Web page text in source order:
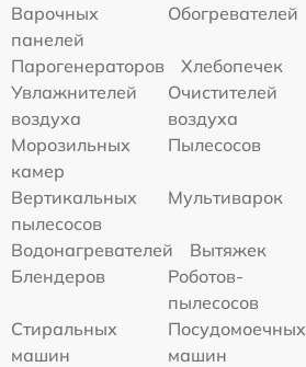
Варочных
панелей
Обогревателей
Парогенераторов
Хлебопечек
Увлажнителей
воздуха
Очистителей
воздуха
Морозильных
камер
Пылесосов
Вертикальных
пылесосов
Мультиварок
Водонагревателей
Вытяжек
Блендеров
Роботов-
пылесосов
Стиральных
машин
Посудомоечных
машин